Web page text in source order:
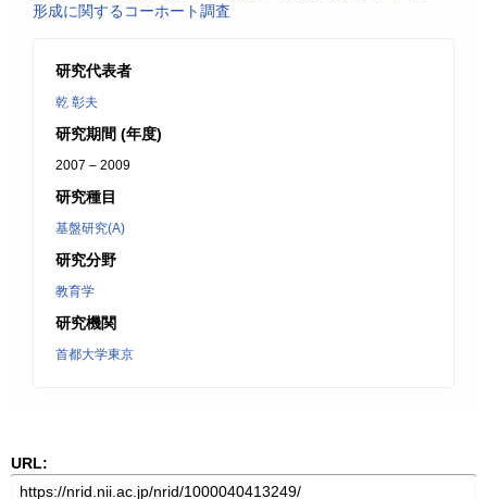
形成に関するコーホート調査
研究代表者
乾 彰夫
研究期間 (年度)
2007 – 2009
研究種目
基盤研究(A)
研究分野
教育学
研究機関
首都大学東京
URL: